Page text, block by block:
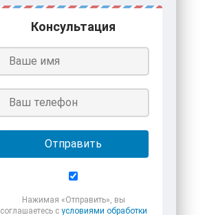
Консультация
Отправить
Нажимая «Отправить», вы
соглашаетесь с условиями обработки